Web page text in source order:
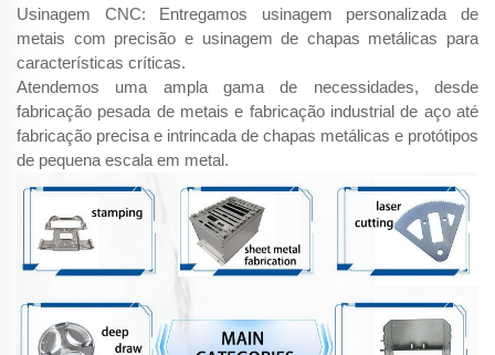
Usinagem CNC: Entregamos usinagem personalizada de
metais com precisão e usinagem de chapas metálicas para
características críticas.
Atendemos uma ampla gama de necessidades, desde
fabricação pesada de metais e fabricação industrial de aço até
fabricação precisa e intrincada de chapas metálicas e protótipos
de pequena escala em metal.